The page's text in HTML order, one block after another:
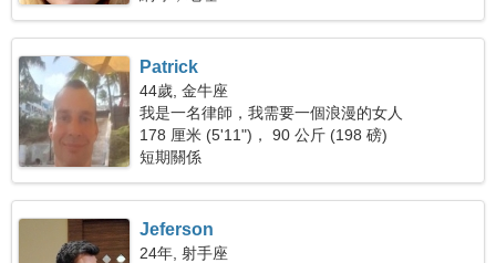
Patrick
44歲, 金牛座
我是一名律師，我需要一個浪漫的女人
178 厘米 (5'11")， 90 公斤 (198 磅)
短期關係
Jeferson
24年, 射手座